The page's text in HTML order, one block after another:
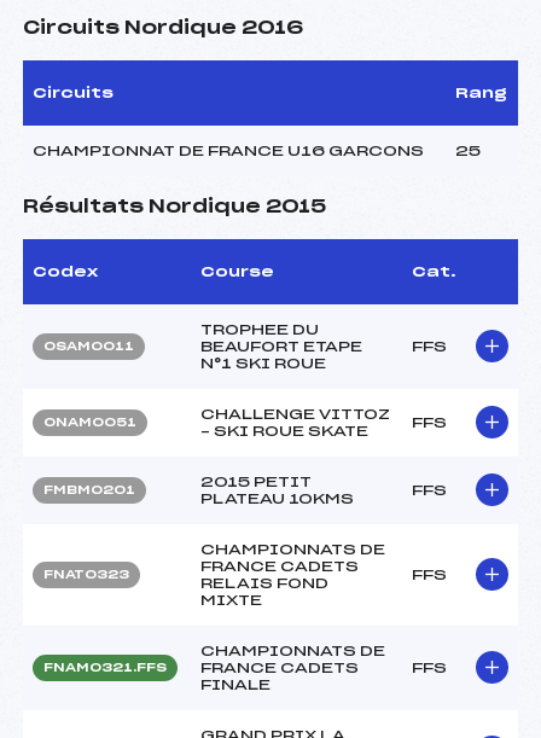
Circuits Nordique 2016
Circuits Rang
CHAMPIONNAT DE FRANCE U16 GARCONS 25
Résultats Nordique 2015
Codex Course Cat.
OSAM0011
TROPHEE DU
BEAUFORT ETAPE
N°1 SKI ROUE
FFS
ONAM0051
CHALLENGE VITTOZ
– SKI ROUE SKATE
FFS
FMBM0201
2015 PETIT
PLATEAU 10KMS
FFS
FNAT0323
CHAMPIONNATS DE
FRANCE CADETS
RELAIS FOND
MIXTE
FFS
FNAM0321.FFS
CHAMPIONNATS DE
FRANCE CADETS
FINALE
FFS
GRAND PRIX LA